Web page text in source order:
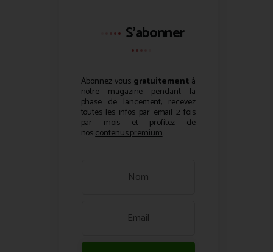
S'abonner
Abonnez vous gratuitementà
notre magazine pendant la
phase de lancement, recevez
toutes les infos par email 2 fois
par mois et profitez de
noscontenus premium.